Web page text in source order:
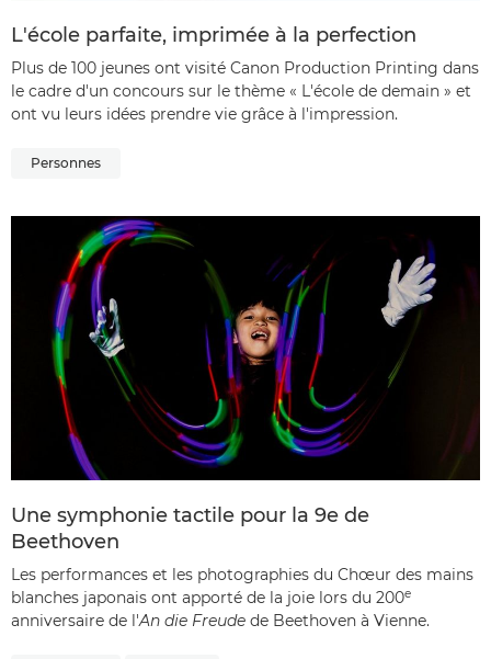
L'école parfaite, imprimée à la perfection
Plus de 100 jeunes ont visité Canon Production Printing dans
le cadre d'un concours sur le thème « L'école de demain » et
ont vu leurs idées prendre vie grâce à l'impression.
Personnes
Une symphonie tactile pour la 9e de
Beethoven
Les performances et les photographies du Chœur des mains
blanches japonais ont apporté de la joie lors du 200e
anniversaire de l'An die Freude de Beethoven à Vienne.